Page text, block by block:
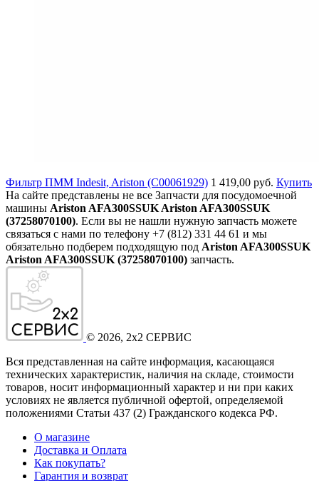
Фильтр ПММ Indesit, Ariston (C00061929) 1 419,00 руб. Купить
На сайте представлены не все Запчасти для посудомоечной
машины Ariston AFA300SSUK Ariston AFA300SSUK
(37258070100). Если вы не нашли нужную запчасть можете
связаться с нами по телефону +7 (812) 331 44 61 и мы
обязательно подберем подходящую под Ariston AFA300SSUK
Ariston AFA300SSUK (37258070100) запчасть.
© 2026, 2x2 СЕРВИС
Вся представленная на сайте информация, касающаяся
технических характеристик, наличия на складе, стоимости
товаров, носит информационный характер и ни при каких
условиях не является публичной офертой, определяемой
положениями Статьи 437 (2) Гражданского кодекса РФ.
О магазине
Доставка и Оплата
Как покупать?
Гарантия и возврат